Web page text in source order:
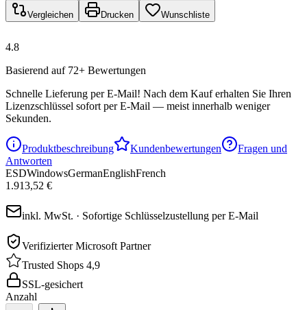
Vergleichen Drucken Wunschliste
4.8
Basierend auf 72+ Bewertungen
Schnelle Lieferung per E-Mail! Nach dem Kauf erhalten Sie Ihren
Lizenzschlüssel sofort per E-Mail — meist innerhalb weniger
Sekunden.
Produktbeschreibung Kundenbewertungen
Fragen und
Antworten
ESDWindowsGermanEnglishFrench
1.913,52 €
inkl. MwSt. · Sofortige Schlüsselzustellung per E-Mail
Verifizierter Microsoft Partner
Trusted Shops 4,9
SSL-gesichert
Anzahl